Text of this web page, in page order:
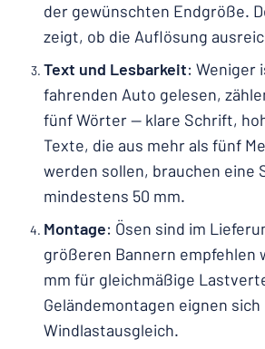
der gewünschten Endgröße.
zeigt, ob die Auflösung
Text und Lesbarkeit: Weniger
fahrenden Auto gelesen,
fünf Wörter — klare Schrift,
Texte, die aus mehr als fünf
werden sollen, brauchen eine
mindestens 50 mm.
Montage: Ösen sind im
größeren Bannern empfehlen
mm für gleichmäßige
Geländemontagen eignen
Windlastausgleich.